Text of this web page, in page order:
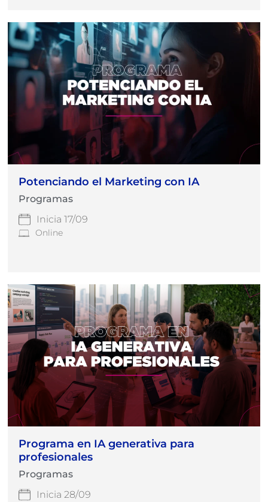
Potenciando el Marketing con IA
Programas
Inicia 17/09
Online
Programa en IA generativa para
profesionales
Programas
Inicia 28/09